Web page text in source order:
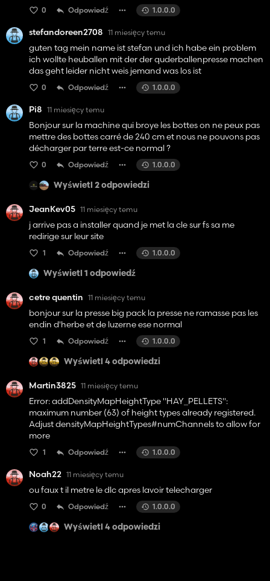
0 Odpowiedź 1.0.0.0
stefandoreen2708 11 miesięcy temu
guten tag mein name ist stefan und ich habe ein problem
ich wollte heuballen mit der der quderballenpresse machen
das geht leider nicht weis jemand was los ist
0 Odpowiedź 1.0.0.0
Pi8 11 miesięcy temu
Bonjour sur la machine qui broye les bottes on ne peux pas
mettre des bottes carré de 240 cm et nous ne pouvons pas
décharger par terre est-ce normal ?
0 Odpowiedź 1.0.0.0
Wyświetl 2 odpowiedzi
JeanKev05 11 miesięcy temu
j arrive pas a installer quand je met la cle sur fs sa me
redirige sur leur site
1 Odpowiedź 1.0.0.0
Wyświetl 1 odpowiedź
cetre quentin 11 miesięcy temu
bonjour sur la presse big pack la presse ne ramasse pas les
endin d'herbe et de luzerne ese normal
1 Odpowiedź 1.0.0.0
Wyświetl 4 odpowiedzi
Martin3825 11 miesięcy temu
Error: addDensityMapHeightType "HAY_PELLETS":
maximum number (63) of height types already registered.
Adjust densityMapHeightTypes#numChannels to allow for
more
1 Odpowiedź 1.0.0.0
Noah22 11 miesięcy temu
ou faux t il metre le dlc apres lavoir telecharger
0 Odpowiedź 1.0.0.0
Wyświetl 4 odpowiedzi